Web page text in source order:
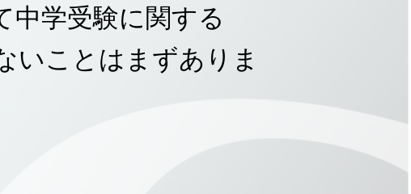
中学受験に関する
いことはまずありま